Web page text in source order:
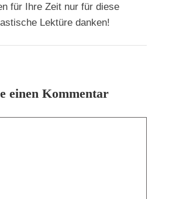
für Ihre Zeit nur für diese
Lektüre danken!
einen Kommentar